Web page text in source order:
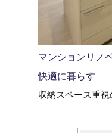
マンションリノ
快適に暮らす
収納スペース重